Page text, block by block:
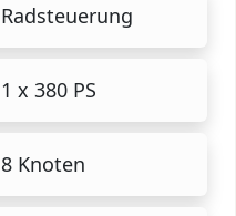
Radsteuerung
1 x 380 PS
8 Knoten